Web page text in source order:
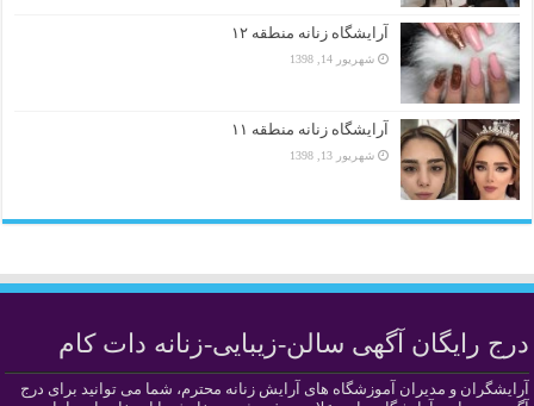
آرایشگاه زنانه منطقه ۱۲
شهریور 14, 1398
آرایشگاه زنانه منطقه ۱۱
شهریور 13, 1398
درج رایگان آگهی سالن-زیبایی-زنانه دات کام
آرایشگران و مدیران آموزشگاه های آرایش زنانه محترم، شما می توانید برای درج